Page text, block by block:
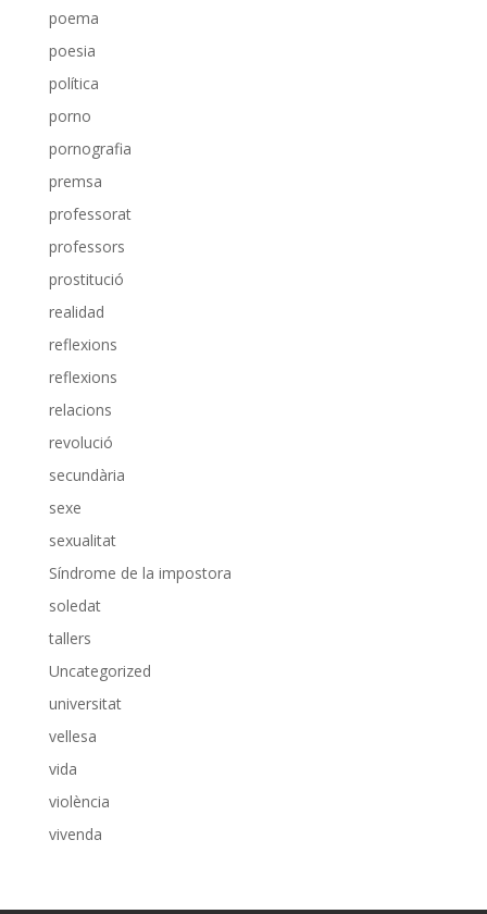
poema
poesia
política
porno
pornografia
premsa
professorat
professors
prostitució
realidad
reflexions
reflexions
relacions
revolució
secundària
sexe
sexualitat
Síndrome de la impostora
soledat
tallers
Uncategorized
universitat
vellesa
vida
violència
vivenda